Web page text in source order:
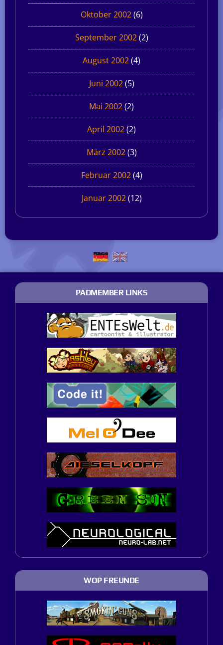
Oktober 2002(6)
September 2002(2)
August 2002(4)
Juni 2002(5)
Mai 2002(2)
April 2002(2)
März 2002(3)
Februar 2002(4)
Januar 2002(12)
PADMEMBER LINKS
WOP FREUNDE